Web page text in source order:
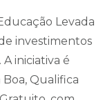
Levada
investimentos
iniciativa é
Qualifica